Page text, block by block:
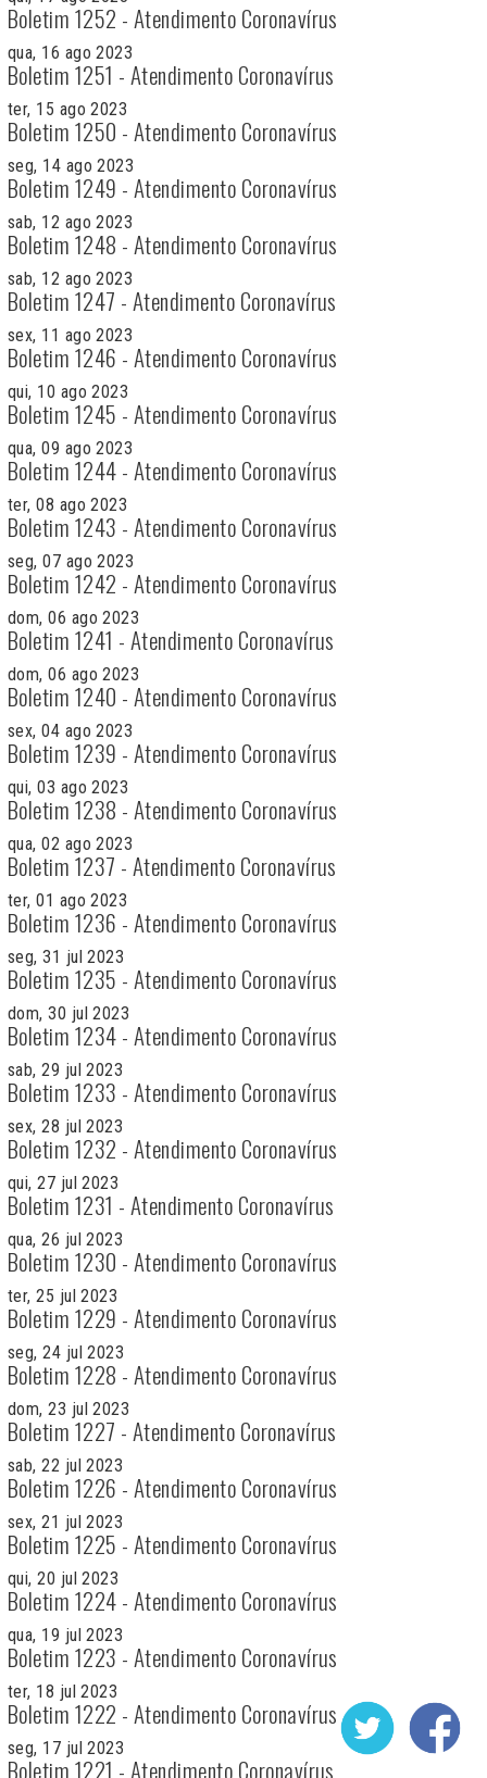
Boletim 1252 - Atendimento Coronavírus
qua, 16 ago 2023
Boletim 1251 - Atendimento Coronavírus
ter, 15 ago 2023
Boletim 1250 - Atendimento Coronavírus
seg, 14 ago 2023
Boletim 1249 - Atendimento Coronavírus
sab, 12 ago 2023
Boletim 1248 - Atendimento Coronavírus
sab, 12 ago 2023
Boletim 1247 - Atendimento Coronavírus
sex, 11 ago 2023
Boletim 1246 - Atendimento Coronavírus
qui, 10 ago 2023
Boletim 1245 - Atendimento Coronavírus
qua, 09 ago 2023
Boletim 1244 - Atendimento Coronavírus
ter, 08 ago 2023
Boletim 1243 - Atendimento Coronavírus
seg, 07 ago 2023
Boletim 1242 - Atendimento Coronavírus
dom, 06 ago 2023
Boletim 1241 - Atendimento Coronavírus
dom, 06 ago 2023
Boletim 1240 - Atendimento Coronavírus
sex, 04 ago 2023
Boletim 1239 - Atendimento Coronavírus
qui, 03 ago 2023
Boletim 1238 - Atendimento Coronavírus
qua, 02 ago 2023
Boletim 1237 - Atendimento Coronavírus
ter, 01 ago 2023
Boletim 1236 - Atendimento Coronavírus
seg, 31 jul 2023
Boletim 1235 - Atendimento Coronavírus
dom, 30 jul 2023
Boletim 1234 - Atendimento Coronavírus
sab, 29 jul 2023
Boletim 1233 - Atendimento Coronavírus
sex, 28 jul 2023
Boletim 1232 - Atendimento Coronavírus
qui, 27 jul 2023
Boletim 1231 - Atendimento Coronavírus
qua, 26 jul 2023
Boletim 1230 - Atendimento Coronavírus
ter, 25 jul 2023
Boletim 1229 - Atendimento Coronavírus
seg, 24 jul 2023
Boletim 1228 - Atendimento Coronavírus
dom, 23 jul 2023
Boletim 1227 - Atendimento Coronavírus
sab, 22 jul 2023
Boletim 1226 - Atendimento Coronavírus
sex, 21 jul 2023
Boletim 1225 - Atendimento Coronavírus
qui, 20 jul 2023
Boletim 1224 - Atendimento Coronavírus
qua, 19 jul 2023
Boletim 1223 - Atendimento Coronavírus
ter, 18 jul 2023
Boletim 1222 - Atendimento Coronavírus
seg, 17 jul 2023
Boletim 1221 - Atendimento Coronavírus